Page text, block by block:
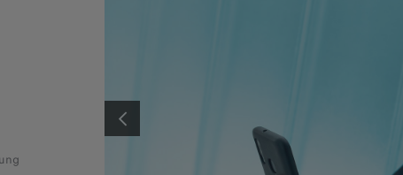
ZURÜCK
Regeneratives Bremsen: Aktivieren Sie den "Brake"-Modus, um
Motorbremse zu intensivieren und die Batterie beim Abbremsen